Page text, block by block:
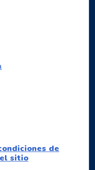
Logo Facebook
de
sitio